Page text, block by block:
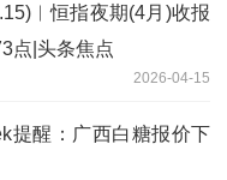
恒指夜期(4月)收报
点|头条焦点
2026-04-15
提醒：广西白糖报价下